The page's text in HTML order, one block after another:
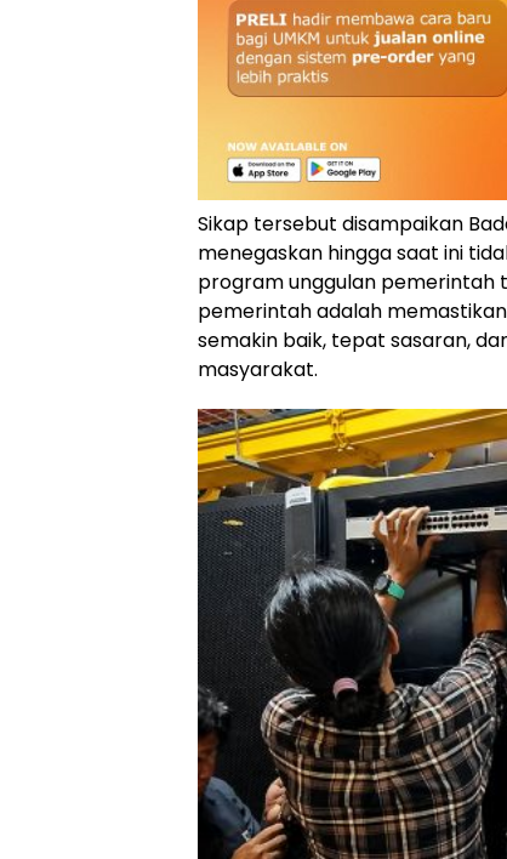
Sikap tersebut disampaikan
menegaskan hingga saat ini
program unggulan pemerintah
pemerintah adalah
semakin baik, tepat sasaran,
masyarakat.